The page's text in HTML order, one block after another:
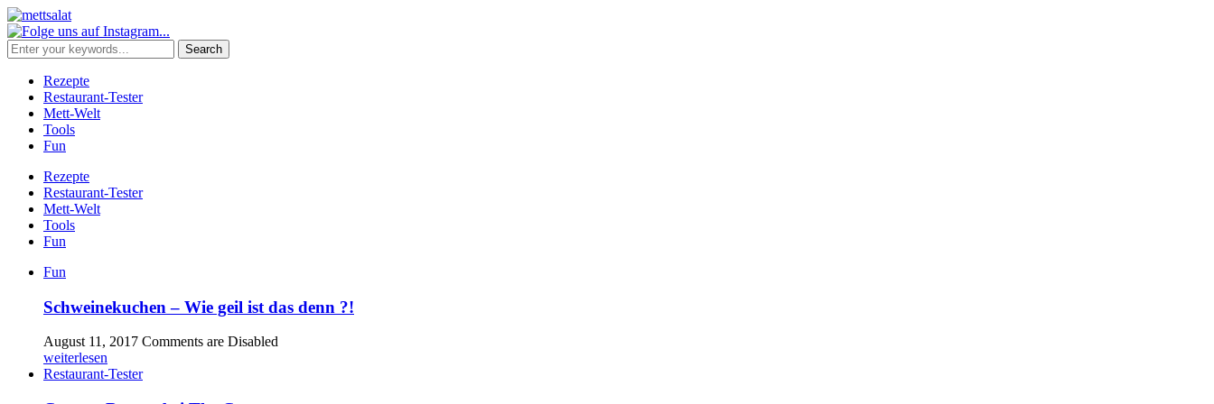
Rezepte
Restaurant-Tester
Mett-Welt
Tools
Fun
Rezepte
Restaurant-Tester
Mett-Welt
Tools
Fun
Fun
Schweinekuchen – Wie geil ist das denn ?!
August 11, 2017 Comments are Disabled
weiterlesen
Restaurant-Tester